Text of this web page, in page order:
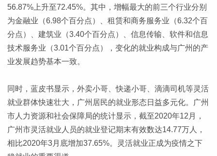
56.87%上升至72.45%。其中，增幅最大的前三个行业分别
为金融业（6.98个百分点）、租赁和商务服务业（6.32个百
分点）、建筑业（3.40个百分点）、信息传输、软件和信息
技术服务业（3.01个百分点），变化的就业构成与广州的产
业发展趋势基本一致。
同时，蓝皮书显示，外卖小哥、快递小哥、滴滴司机等灵活
就业群体快速壮大，广州居民的就业形态日益多元化。广州
市人力资源和社会保障局的统计显示，截至2020年12月，
广州市灵活就业人员的就业登记期末有效数达14.77万人，
相比2020年3月底增加37.65%。灵活就业正成为疫情之下